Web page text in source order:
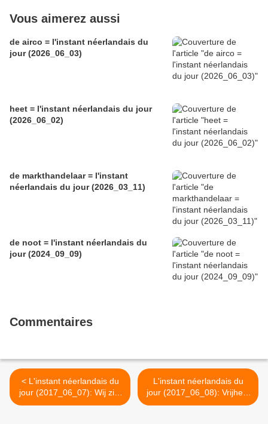
Vous aimerez aussi
de airco = l'instant néerlandais du
jour (2026_06_03)
heet = l'instant néerlandais du jour
(2026_06_02)
de markthandelaar = l'instant
néerlandais du jour (2026_03_11)
de noot = l'instant néerlandais du
jour (2024_09_09)
Commentaires
< L'instant néerlandais du
jour (2017_06_07): Wij zijn
niet tolerant ...
L'instant néerlandais du
jour (2017_06_08): Vrijheid
van meningsuiting >